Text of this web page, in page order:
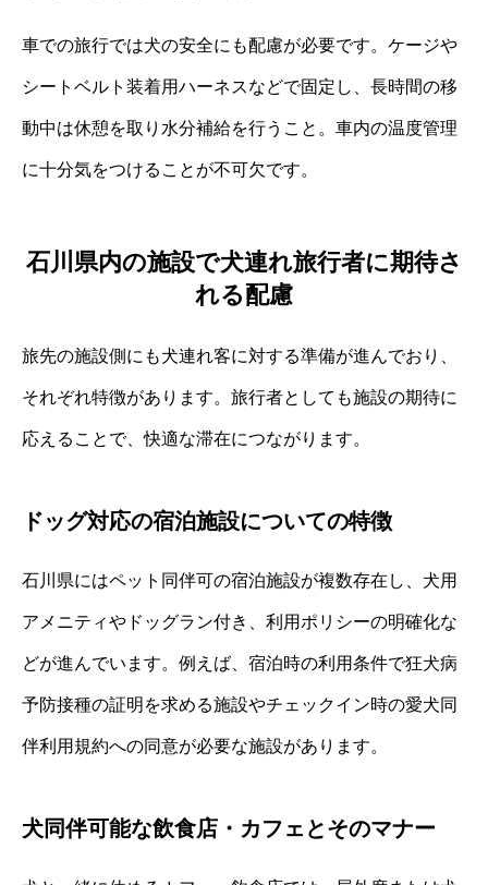
車での旅行では犬の安全にも配慮が必要です。ケージや
シートベルト装着用ハーネスなどで固定し、長時間の移
動中は休憩を取り水分補給を行うこと。車内の温度管理
に十分気をつけることが不可欠です。
石川県内の施設で犬連れ旅行者に期待さ
れる配慮
旅先の施設側にも犬連れ客に対する準備が進んでおり、
それぞれ特徴があります。旅行者としても施設の期待に
応えることで、快適な滞在につながります。
ドッグ対応の宿泊施設についての特徴
石川県にはペット同伴可の宿泊施設が複数存在し、犬用
アメニティやドッグラン付き、利用ポリシーの明確化な
どが進んでいます。例えば、宿泊時の利用条件で狂犬病
予防接種の証明を求める施設やチェックイン時の愛犬同
伴利用規約への同意が必要な施設があります。
犬同伴可能な飲食店・カフェとそのマナー